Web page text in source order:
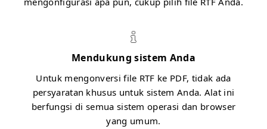
Mendukung sistem Anda
Untuk mengonversi file RTF ke PDF, tidak ada
persyaratan khusus untuk sistem Anda. Alat ini
berfungsi di semua sistem operasi dan browser
yang umum.